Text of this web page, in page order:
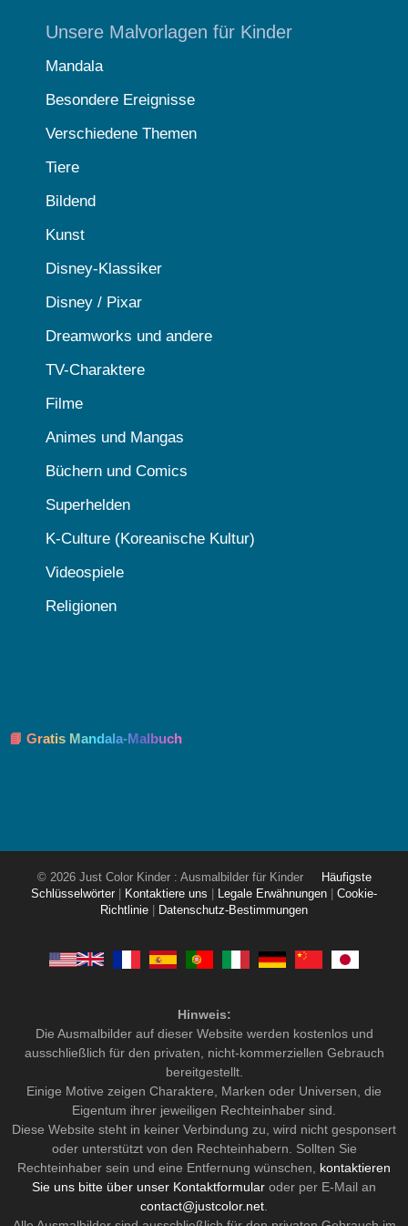
Unsere Malvorlagen für Kinder
Mandala
Besondere Ereignisse
Verschiedene Themen
Tiere
Bildend
Kunst
Disney-Klassiker
Disney / Pixar
Dreamworks und andere
TV-Charaktere
Filme
Animes und Mangas
Büchern und Comics
Superhelden
K-Culture (Koreanische Kultur)
Videospiele
Religionen
📘 Gratis Mandala-Malbuch
© 2026 Just Color Kinder : Ausmalbilder für Kinder
Häufigste
Schlüsselwörter
Kontaktiere uns Legale Erwähnungen
Cookie-
Richtlinie
Datenschutz-Bestimmungen
Hinweis:
Die Ausmalbilder auf dieser Website werden kostenlos und
ausschließlich für den privaten, nicht-kommerziellen Gebrauch
bereitgestellt.
Einige Motive zeigen Charaktere, Marken oder Universen, die
Eigentum ihrer jeweiligen Rechteinhaber sind.
Diese Website steht in keiner Verbindung zu, wird nicht gesponsert
oder unterstützt von den Rechteinhabern. Sollten Sie
Rechteinhaber sein und eine Entfernung wünschen, kontaktieren
Sie uns bitte über unser Kontaktformular oder per E-Mail an
contact@justcolor.net